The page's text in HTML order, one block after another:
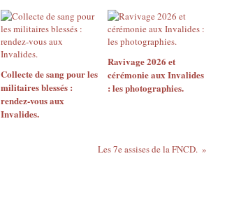
Collecte de sang pour les
militaires blessés :
rendez-vous aux
Invalides.
Ravivage 2026 et
cérémonie aux Invalides
: les photographies.
Les 7e assises de la FNCD.